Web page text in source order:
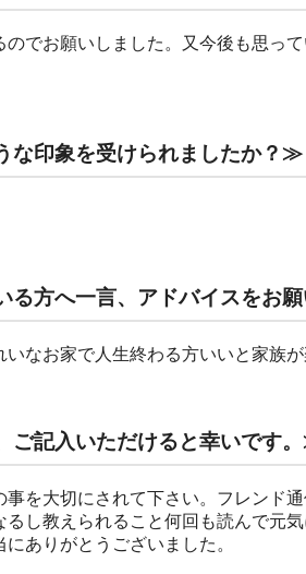
でお願いしました。又今後も思っ
な印象を受けられましたか？≫
る方へ一言、アドバイスをお
なお家で人生終わる方いいと家族が
ご記入いただけると幸いです
を大切にされて下さい。フレンド
し教えられること何回も読んで元
ありがとうございました。